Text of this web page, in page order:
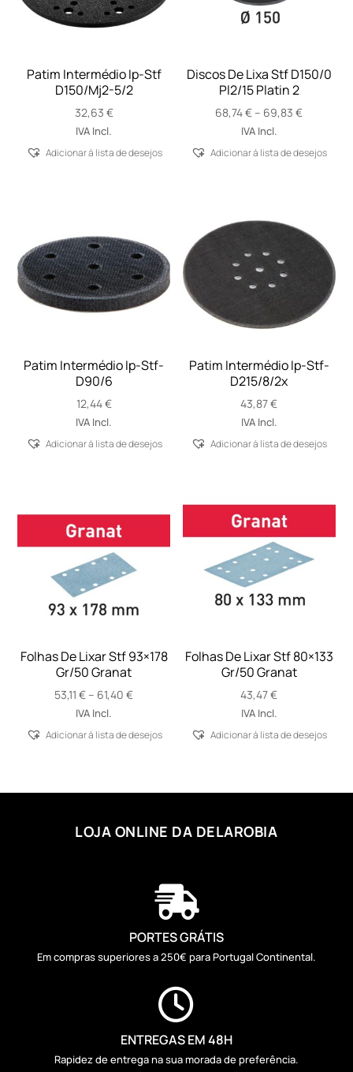
Patim Intermédio Ip-Stf
D150/Mj2-5/2
32,63 €
IVA Incl.
Adicionar á lista de desejos
Discos De Lixa Stf D150/0
Pl2/15 Platin 2
68,74€ – 69,83€Price
through
IVA Incl.
Adicionar á lista de desejos
Patim Intermédio Ip-Stf-
D90/6
12,44€
IVA Incl.
Adicionar á lista de desejos
Patim Intermédio Ip-Stf-
D215/8/2x
43,87€
IVA Incl.
Adicionar á lista de desejos
Folhas De Lixar Stf 93×178
Gr/50 Granat
53,11€ – 61,40€Price
through
IVA Incl.
Adicionar á lista de desejos
Folhas De Lixar Stf 80×133
Gr/50 Granat
43,47€
IVA Incl.
Adicionar á lista de desejos
LOJA ONLINE DA DELAROBIA

PORTES GRÁTIS
Em compras superiores a 250€ para Portugal Continental.

ENTREGAS EM 48H
Rapidez de entrega na sua morada de preferência.